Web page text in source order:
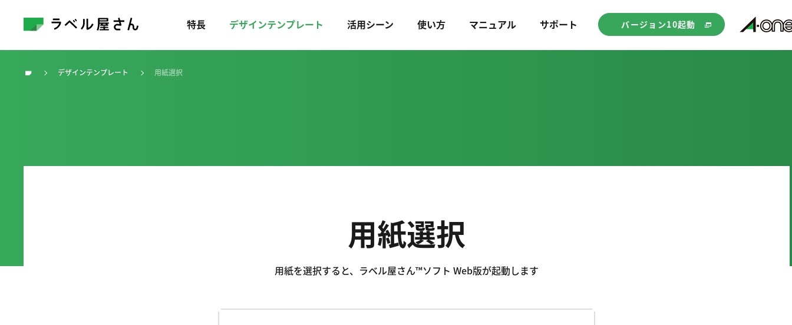
特長 デザインテンプレート 活用シーン 使い方 マニュアル サポート バージョン10起動
トップ デザインテンプレート 用紙選択
用紙選択
用紙を選択すると、ラベル屋さん™ソフト Web版が起動します